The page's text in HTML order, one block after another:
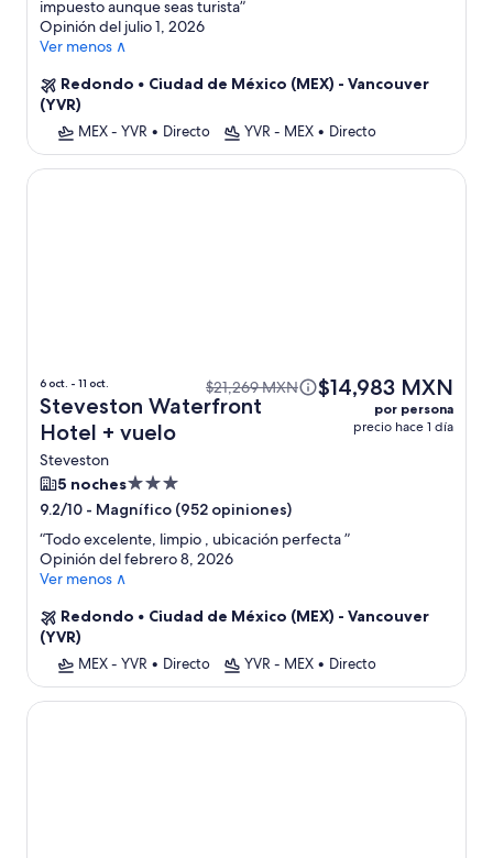
impuesto aunque seas turista”
Opinión del julio 1, 2026
Ver menos ∧
Redondo • Ciudad de México (MEX) - Vancouver
(YVR)
MEX - YVR • Directo YVR - MEX • Directo
6 oct. - 11 oct.
Steveston Waterfront
Hotel + vuelo
Steveston
$21,269 MXN $14,983 MXN
por persona
precio hace 1 día
5 nochesPropiedad
de
3.0
estrellas
9.2/10 - Magnífico (952 opiniones)
“Todo excelente, limpio , ubicación perfecta”
Opinión del febrero 8, 2026
Ver menos ∧
Redondo • Ciudad de México (MEX) - Vancouver
(YVR)
MEX - YVR • Directo YVR - MEX • Directo
Steveston Waterfront Hotel
AZUR Legacy Collection Hotel